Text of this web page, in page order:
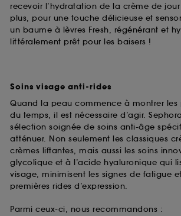
recevoir l’hydratation de la crème de
plus, pour une touche délicieuse et
un baume à lèvres Fresh, régénérant et
littéralement prêt pour les baisers !
Soins visage anti-rides
Quand la peau commence à montrer les
du temps, il est nécessaire d’agir.
sélection soignée de soins anti-âge
atténuer. Non seulement les classiques
crèmes liftantes, mais aussi les soins
glycolique et à l’acide hyaluronique qui
visage, minimisent les signes de fatigue
premières rides d’expression.
Parmi ceux-ci, nous recommandons :